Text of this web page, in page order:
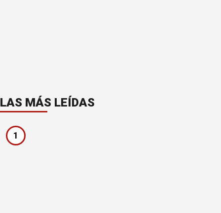
LAS MÁS LEÍDAS
1